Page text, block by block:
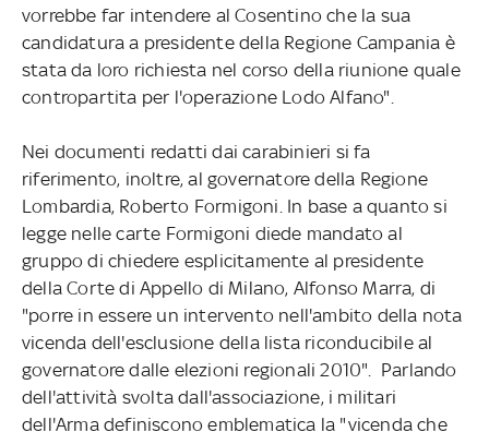
vorrebbe far intendere al Cosentino che la sua
candidatura a presidente della Regione Campania è
stata da loro richiesta nel corso della riunione quale
contropartita per l'operazione Lodo Alfano".
Nei documenti redatti dai carabinieri si fa
riferimento, inoltre, al governatore della Regione
Lombardia, Roberto Formigoni. In base a quanto si
legge nelle carte Formigoni diede mandato al
gruppo di chiedere esplicitamente al presidente
della Corte di Appello di Milano, Alfonso Marra, di
"porre in essere un intervento nell'ambito della nota
vicenda dell'esclusione della lista riconducibile al
governatore dalle elezioni regionali 2010". Parlando
dell'attività svolta dall'associazione, i militari
dell'Arma definiscono emblematica la "vicenda che